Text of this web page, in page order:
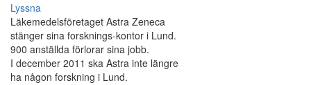
Lyssna
Läkemedelsföretaget Astra Zeneca
stänger sina forsknings-kontor i Lund.
900 anställda förlorar sina jobb.
I december 2011 ska Astra inte längre
ha någon forskning i Lund.